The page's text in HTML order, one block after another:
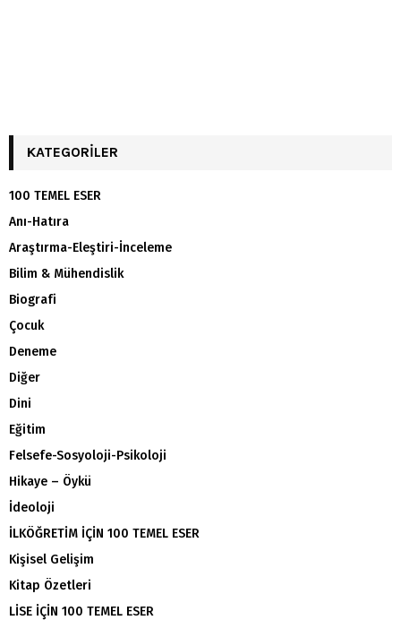
KATEGORILER
100 TEMEL ESER
Anı-Hatıra
Araştırma-Eleştiri-İnceleme
Bilim & Mühendislik
Biografi
Çocuk
Deneme
Diğer
Dini
Eğitim
Felsefe-Sosyoloji-Psikoloji
Hikaye – Öykü
İdeoloji
İLKÖĞRETİM İÇİN 100 TEMEL ESER
Kişisel Gelişim
Kitap Özetleri
LİSE İÇİN 100 TEMEL ESER